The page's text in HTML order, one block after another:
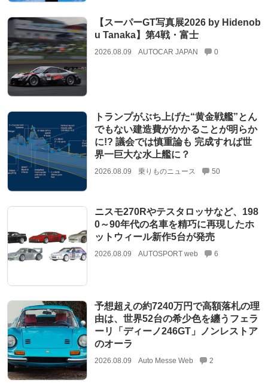
【スーパーGT写真展2026 by Hidenob
u Tanaka】第4戦・富士
2026.08.09 AUTOCAR JAPAN 0
トランプがぶち上げた“黄金戦艦”とん
でもない建造費がかかることが明らか
に!? 議会では慎重論も 完成すれば世
界一巨大な水上艦に？
2026.08.09 乗りものニュース 50
ニスモ270Rやテスタロッサなど、198
0～90年代の名車を精巧に再現したホ
ットウィール新作5台が発売
2026.08.09 AUTOSPORT web 6
予想超えの約7240万円で高額落札の理
由は、世界52台の希少色を纏うフェラ
ーリ「ディーノ246GT」ノンレストア
のオーラ
2026.08.09 Auto Messe Web 2